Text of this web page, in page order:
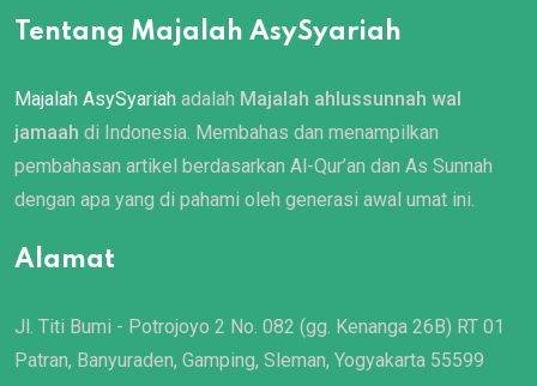
Tentang Majalah AsySyariah
Majalah AsySyariah adalah Majalah ahlussunnah wal
jamaah di Indonesia. Membahas dan menampilkan
pembahasan artikel berdasarkan Al-Qur’an dan As Sunnah
dengan apa yang di pahami oleh generasi awal umat ini.
Alamat
Jl. Titi Bumi - Potrojoyo 2 No. 082 (gg. Kenanga 26B) RT 01
Patran, Banyuraden, Gamping, Sleman, Yogyakarta 55599